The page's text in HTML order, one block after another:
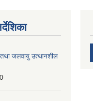
जलवायु उत्थानशील